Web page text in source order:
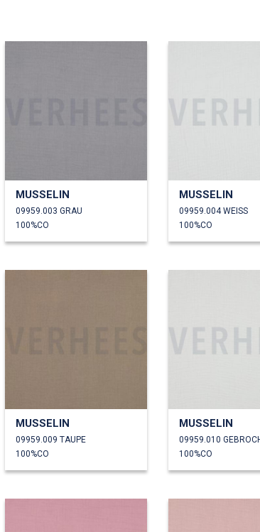
MUSSELIN
09959.003 GRAU
100%CO
MUSSELIN
09959.004 WEISS
100%CO
MUSSELIN
09959.009 TAUPE
100%CO
MUSSELIN
100%CO